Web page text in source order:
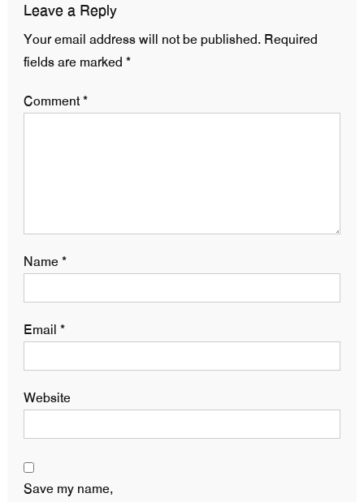
Leave a Reply
Your email address will not be published. Required
fields are marked *
Comment*
Name*
Email *
Website
Save my name,